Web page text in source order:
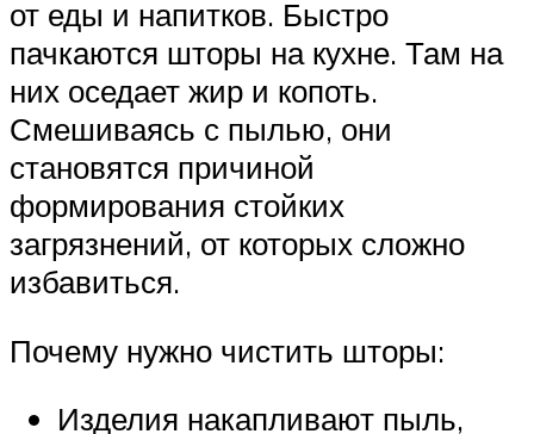
от еды и напитков. Быстро
пачкаются шторы на кухне. Там на
них оседает жир и копоть.
Смешиваясь с пылью, они
становятся причиной
формирования стойких
загрязнений, от которых сложно
избавиться.
Почему нужно чистить шторы:
Изделия накапливают пыль,